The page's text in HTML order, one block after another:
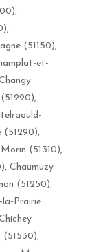
(51150),
et-
(51290),
(51310),
Chaumuzy
(51250),
la-Prairie
(51530),